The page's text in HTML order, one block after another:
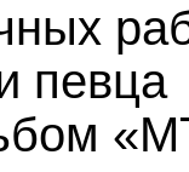
певца